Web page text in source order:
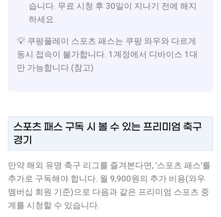
습니다. 무료 시청 후 30일이 지나기 전에 해지
하세요.
💡 쿠팡플레이 스포츠 패스는 쿠팡 와우와 다르게
동시 접속이 불가합니다. 1계정에서 디바이스 1대
만 가능합니다.(참고)
스포츠 패스 구독 시 볼 수 있는 프리미엄 축구
경기
만약 해외 유명 축구 리그를 즐겨본다면, '스포츠 패스'를
추가로 구독해야 합니다. 월 9,900원의 추가 비용(와우
멤버십 회원 기준)으로 다음과 같은 프리미엄 스포츠 중
계를 시청할 수 있습니다.